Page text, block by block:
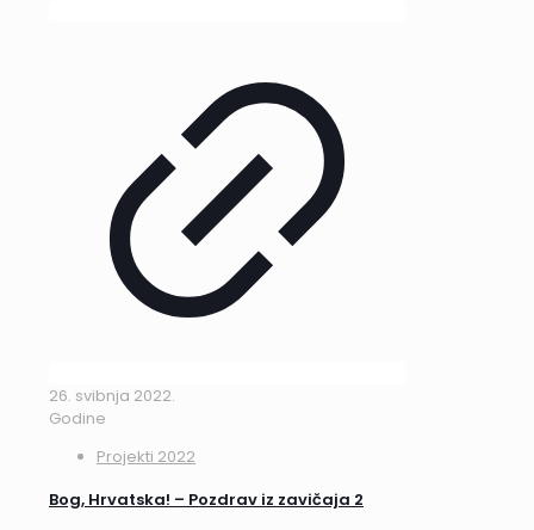
26. svibnja 2022.
Godine
Projekti 2022
Bog, Hrvatska! – Pozdrav iz zavičaja 2